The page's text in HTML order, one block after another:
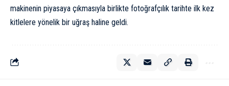
makinenin piyasaya çıkmasıyla birlikte fotoğrafçılık tarihte ilk kez
kitlelere yönelik bir uğraş haline geldi.